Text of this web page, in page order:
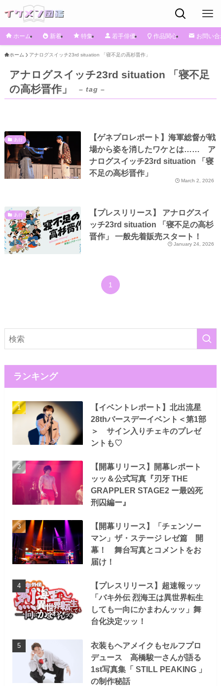
ホーム 新着 特集 若手俳優 作品関心 お問い
ホーム アナログスイッチ23rd situation 「寝不足の高杉晋作」
アナログスイッチ23rd situation 「寝不足
の高杉晋作」
– tag –
あ行
【ゲネプロレポート】海軍総督が戦
場から姿を消したワケとは…… ア
ナログスイッチ23rd situation 「寝
不足の高杉晋作」
March 2, 2026
あ行
【プレスリリース】 アナログスイ
ッチ23rd situation 「寝不足の高杉
晋作」 一般先着販売スタート！
January 24, 2026
1
ランキング
【イベントレポート】北出流星
28thバースデーイベント＜第1部
＞ サイン入りチェキのプレゼ
ントも♡
【開幕リリース】開幕レポート
ッッ＆公式写真『刃牙 THE
GRAPPLER STAGE2 ー最凶死
刑囚編ー』
【開幕リリース】「チェンソー
マン」ザ・ステージ レゼ篇 開
幕！ 舞台写真とコメントをお
届け！
【プレスリリース】超速報ッッ
「バキ外伝 烈海王は異世界転生
しても一向にかまわんッッ」舞
台化決定ッッ！
衣装もヘアメイクもセルフプロ
デュース 高橋駿一さんが語る
1st写真集「 STILL PEAKING 」
の制作秘話